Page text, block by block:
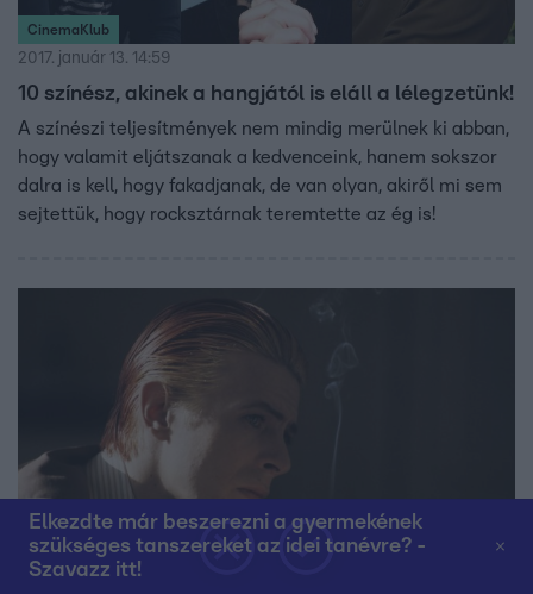
Elkezdte már beszerezni a gyermekének
szükséges tanszereket az idei tanévre? -
Szavazz itt!
CinemaKlub
2017. január 13. 14:59
10 színész, akinek a hangjától is eláll a lélegzetünk!
A színészi teljesítmények nem mindig merülnek ki abban,
hogy valamit eljátszanak a kedvenceink, hanem sokszor
dalra is kell, hogy fakadjanak, de van olyan, akiről mi sem
sejtettük, hogy rocksztárnak teremtette az ég is!
CinemaKlub
2017. január 10. 13:03